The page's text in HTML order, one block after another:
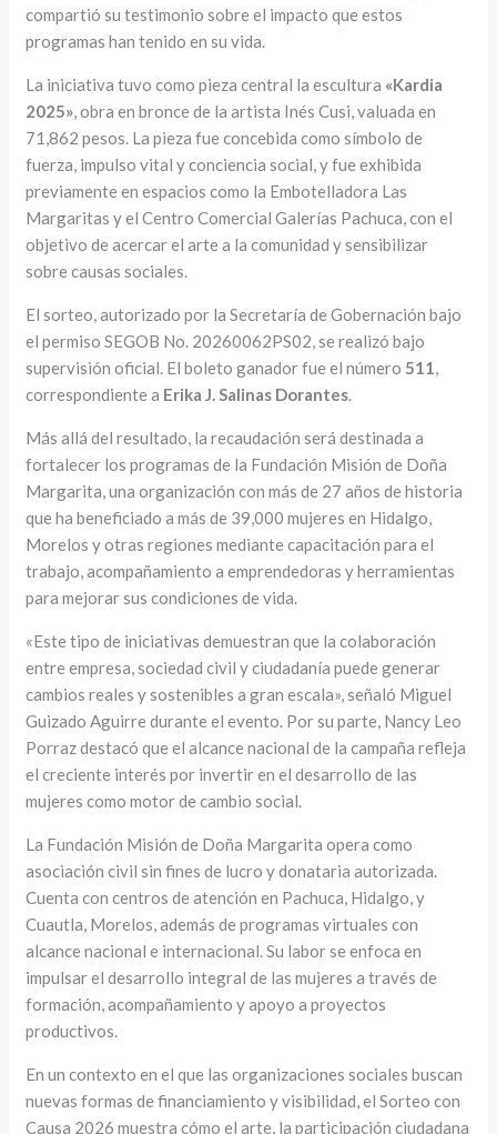
compartió su testimonio sobre el impacto que estos
programas han tenido en su vida.
La iniciativa tuvo como pieza central la escultura «Kardia
2025», obra en bronce de la artista Inés Cusi, valuada en
71,862 pesos. La pieza fue concebida como símbolo de
fuerza, impulso vital y conciencia social, y fue exhibida
previamente en espacios como la Embotelladora Las
Margaritas y el Centro Comercial Galerías Pachuca, con el
objetivo de acercar el arte a la comunidad y sensibilizar
sobre causas sociales.
El sorteo, autorizado por la Secretaría de Gobernación bajo
el permiso SEGOB No. 20260062PS02, se realizó bajo
supervisión oficial. El boleto ganador fue el número 511,
correspondiente a Erika J. Salinas Dorantes.
Más allá del resultado, la recaudación será destinada a
fortalecer los programas de la Fundación Misión de Doña
Margarita, una organización con más de 27 años de historia
que ha beneficiado a más de 39,000 mujeres en Hidalgo,
Morelos y otras regiones mediante capacitación para el
trabajo, acompañamiento a emprendedoras y herramientas
para mejorar sus condiciones de vida.
«Este tipo de iniciativas demuestran que la colaboración
entre empresa, sociedad civil y ciudadanía puede generar
cambios reales y sostenibles a gran escala», señaló Miguel
Guizado Aguirre durante el evento. Por su parte, Nancy Leo
Porraz destacó que el alcance nacional de la campaña refleja
el creciente interés por invertir en el desarrollo de las
mujeres como motor de cambio social.
La Fundación Misión de Doña Margarita opera como
asociación civil sin fines de lucro y donataria autorizada.
Cuenta con centros de atención en Pachuca, Hidalgo, y
Cuautla, Morelos, además de programas virtuales con
alcance nacional e internacional. Su labor se enfoca en
impulsar el desarrollo integral de las mujeres a través de
formación, acompañamiento y apoyo a proyectos
productivos.
En un contexto en el que las organizaciones sociales buscan
nuevas formas de financiamiento y visibilidad, el Sorteo con
Causa 2026 muestra cómo el arte, la participación ciudadana